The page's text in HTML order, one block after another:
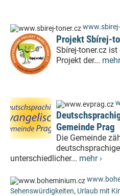
Projekt Sbírej-
Sbírej-toner.cz
Projekt der...
Gemeinde Prag
Die Gemeinde
unterschiedlicher... mehr ›
Sehenswürdigkeiten, Urlaub mit